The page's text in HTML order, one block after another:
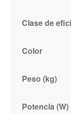
Clase de
Color
Peso (kg)
Potencia (W)